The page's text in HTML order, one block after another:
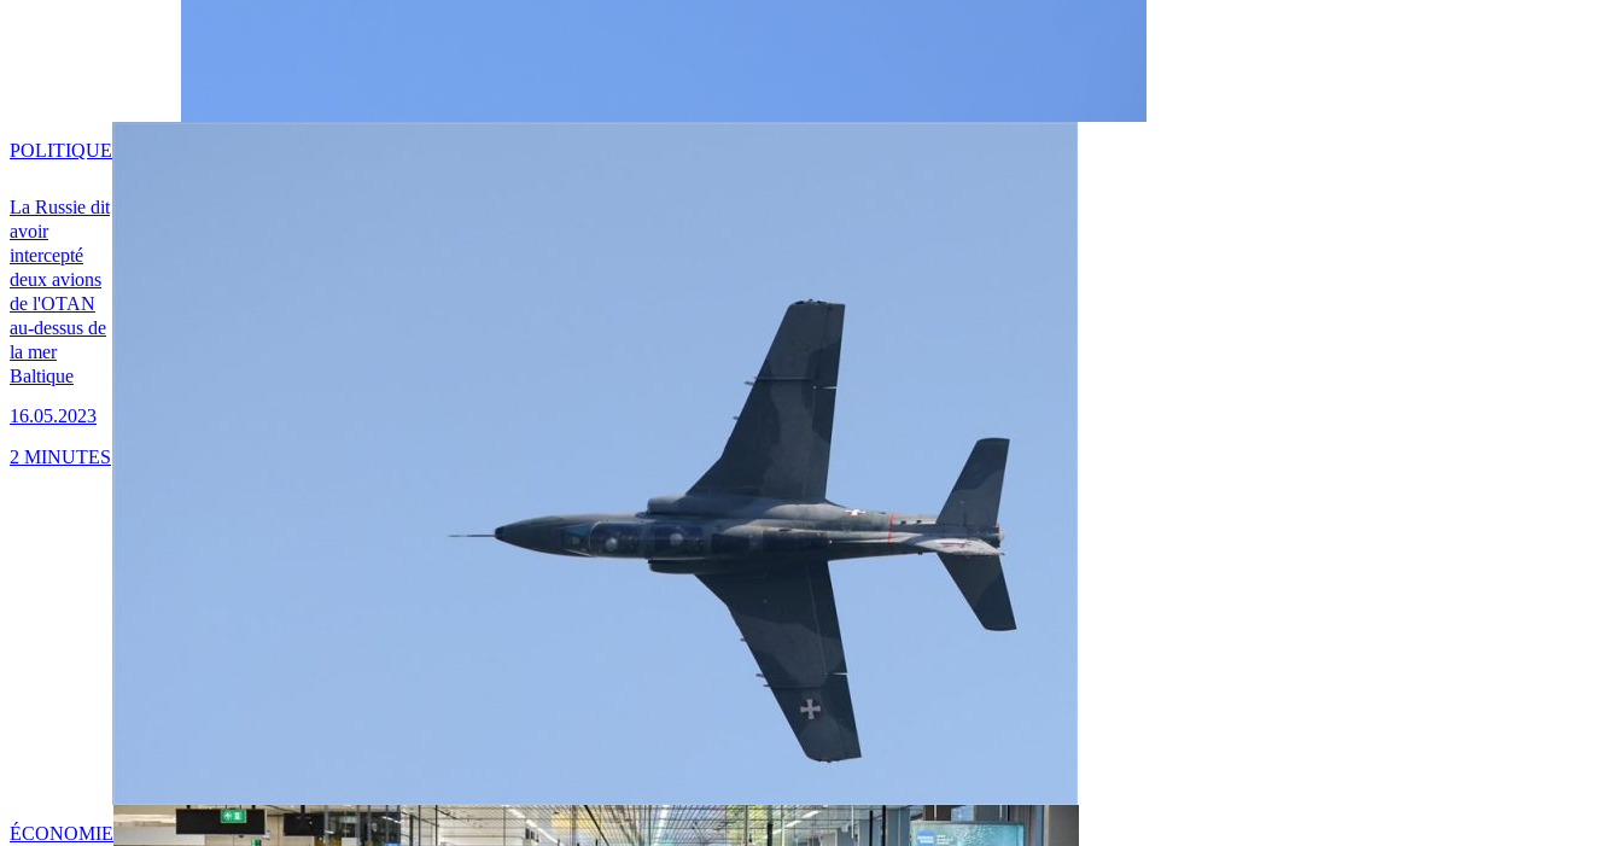
La Russie dit
avoir
intercepté
deux avions
de l'OTAN
au-dessus de
la mer
Baltique
16.05.2023
POLITIQUE
2 MINUTES
ÉCONOMIE